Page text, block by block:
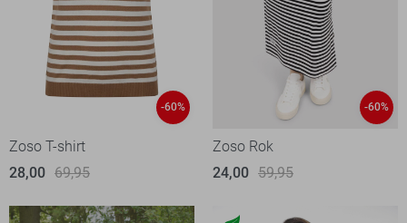
-60%
Zoso T-shirt
28,00 69,95
-60%
Zoso Rok
24,00 59,95